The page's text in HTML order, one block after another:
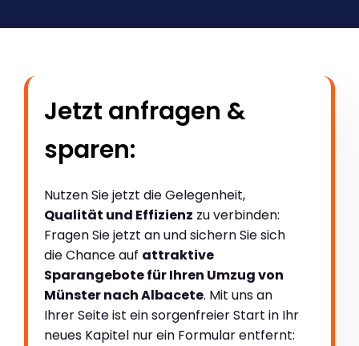
Jetzt anfragen &
sparen:
Nutzen Sie jetzt die Gelegenheit,
Qualität und Effizienz zu verbinden:
Fragen Sie jetzt an und sichern Sie sich
die Chance auf attraktive
Sparangebote für Ihren Umzug von
Münster nach Albacete. Mit uns an
Ihrer Seite ist ein sorgenfreier Start in Ihr
neues Kapitel nur ein Formular entfernt: